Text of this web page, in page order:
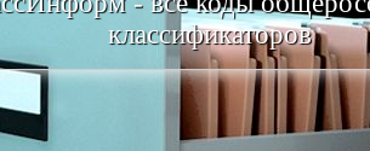
классификаторов